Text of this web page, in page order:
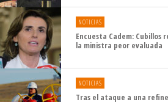
NOTICIAS
Encuesta Cadem: Cubillos
la ministra peor evaluada
NOTICIAS
Tras el ataque a una